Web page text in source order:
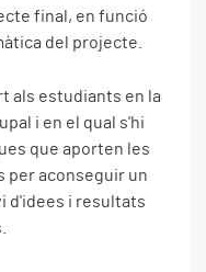
final, en funció
del projecte.
als estudiants en la
i en el qual s'hi
que aporten les
per aconseguir un
d'idees i resultats